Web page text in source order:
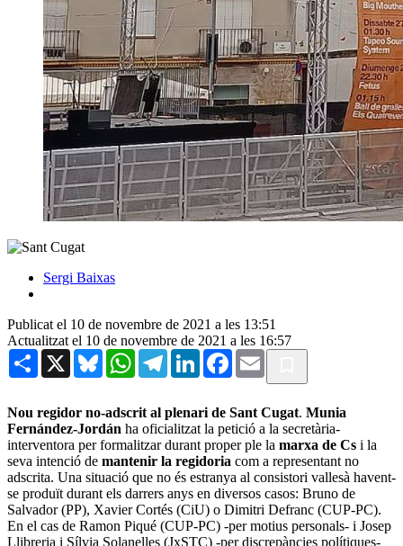
Sergi Baixas
Publicat el 10 de novembre de 2021 a les 13:51
Actualitzat el 10 de novembre de 2021 a les 16:57
Share X BlueskyWhatsAppTelegramLinkedInFacebook
Email
Nou regidor no-adscrit al plenari de Sant Cugat. Munia
Fernández-Jordán ha oficialitzat la petició a la secretària-
interventora per formalitzar durant proper ple la marxa de Cs i la
seva intenció de mantenir la regidoria com a representant no
adscrita. Una situació que no és estranya al consistori vallesà havent-
se produït durant els darrers anys en diversos casos: Bruno de
Salvador (PP), Xavier Cortés (CiU) o Dimitri Defranc (CUP-PC).
En el cas de Ramon Piqué (CUP-PC) -per motius personals- i Josep
Llibreria i Sílvia Solanelles (JxSTC) -per discrepàncies polítiques-